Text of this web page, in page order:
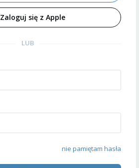
Zaloguj się z Apple
LUB
nie pamiętam hasła